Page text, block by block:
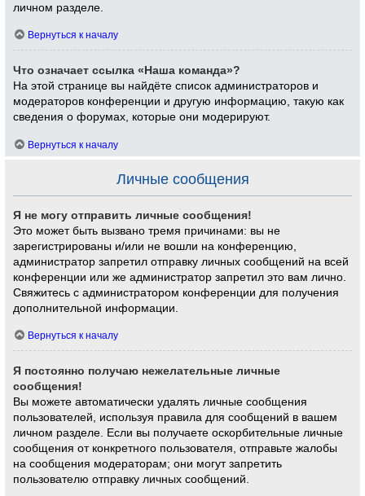
личном разделе.
Вернуться к началу
Что означает ссылка «Наша команда»?
На этой странице вы найдёте список администраторов и
модераторов конференции и другую информацию, такую как
сведения о форумах, которые они модерируют.
Вернуться к началу
Личные сообщения
Я не могу отправить личные сообщения!
Это может быть вызвано тремя причинами: вы не
зарегистрированы и/или не вошли на конференцию,
администратор запретил отправку личных сообщений на всей
конференции или же администратор запретил это вам лично.
Свяжитесь с администратором конференции для получения
дополнительной информации.
Вернуться к началу
Я постоянно получаю нежелательные личные
сообщения!
Вы можете автоматически удалять личные сообщения
пользователей, используя правила для сообщений в вашем
личном разделе. Если вы получаете оскорбительные личные
сообщения от конкретного пользователя, отправьте жалобы
на сообщения модераторам; они могут запретить
пользователю отправку личных сообщений.